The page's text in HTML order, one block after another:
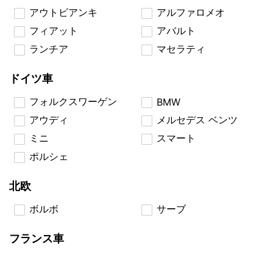
アウトビアンキ
アルファロメオ
フィアット
アバルト
ランチア
マセラティ
ドイツ車
フォルクスワーゲン
BMW
アウディ
メルセデス ベンツ
ミニ
スマート
ポルシェ
北欧
ボルボ サーブ
フランス車